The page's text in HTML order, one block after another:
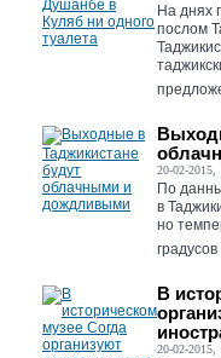
На днях
послом
20-02-2015,
По
в
но
В
20-02-2015,